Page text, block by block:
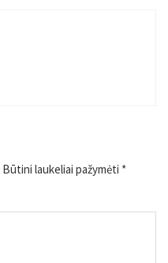
Būtini laukeliai pažymėti *